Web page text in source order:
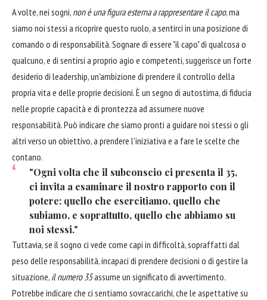
A volte, nei sogni, non è una figura esterna a rappresentare il capo, ma
siamo noi stessi a ricoprire questo ruolo, a sentirci in una posizione di
comando o di responsabilità. Sognare di essere "il capo" di qualcosa o
qualcuno, e di sentirsi a proprio agio e competenti, suggerisce un forte
desiderio di leadership, un'ambizione di prendere il controllo della
propria vita e delle proprie decisioni. È un segno di autostima, di fiducia
nelle proprie capacità e di prontezza ad assumere nuove
responsabilità. Può indicare che siamo pronti a guidare noi stessi o gli
altri verso un obiettivo, a prendere l'iniziativa e a fare le scelte che
contano.
"Ogni volta che il subconscio ci presenta il 35,
ci invita a esaminare il nostro rapporto con il
potere: quello che esercitiamo, quello che
subiamo, e soprattutto, quello che abbiamo su
noi stessi."
Tuttavia, se il sogno ci vede come capi in difficoltà, sopraffatti dal
peso delle responsabilità, incapaci di prendere decisioni o di gestire la
situazione, il numero 35assume un significato di avvertimento.
Potrebbe indicare che ci sentiamo sovraccarichi, che le aspettative su